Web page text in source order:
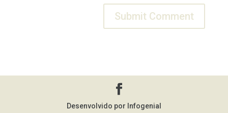
Desenvolvido por Infogenial